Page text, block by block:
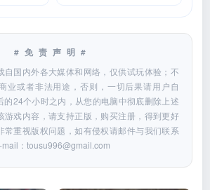
#免责声明#
自国内外各大媒体和网络，仅供试玩体验；不
业或者非法用途，否则，一切后果请用户自
的24个小时之内，从您的电脑中彻底删除上述
游戏内容，请支持正版，购买注册，得到更好
常重视版权问题，如有侵权请邮件与我们联系
mail：tousu996@gmail.com